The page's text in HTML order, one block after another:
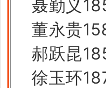
聂勤义
董永贵
郝跃昆
徐玉环